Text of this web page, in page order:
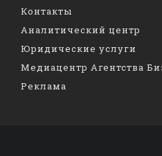
Контакты
Аналитический центр
Юридические услуги
Медиацентр Агентства
Реклама